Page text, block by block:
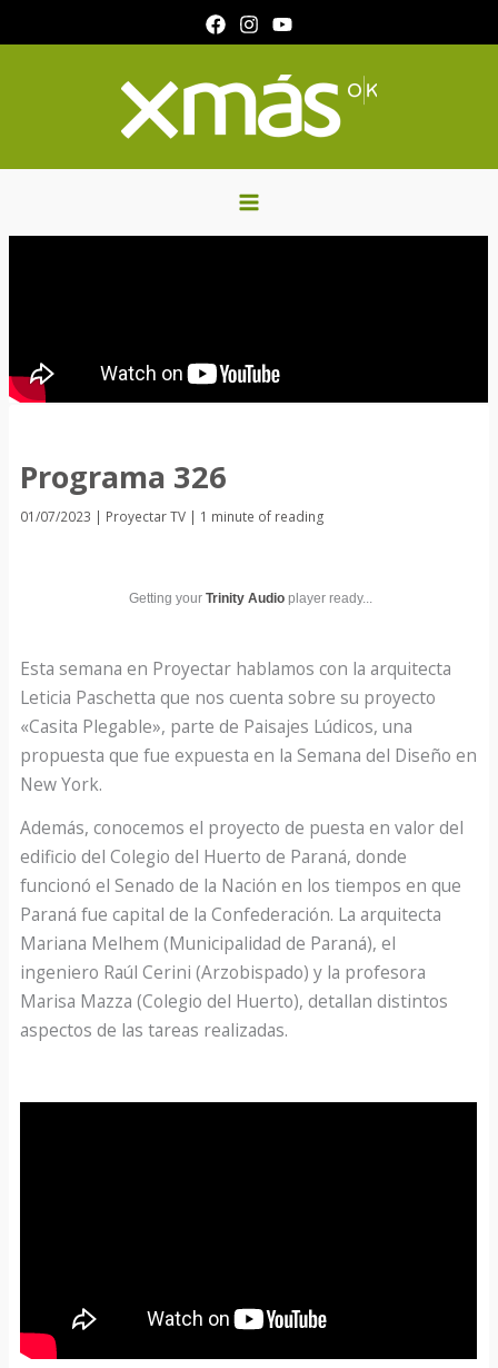
al
Programa 326
01/07/2023 | Proyectar TV | 1 minute of reading
Getting your Trinity Audioplayer ready...
Esta semana en Proyectar hablamos con la arquitecta
Leticia Paschetta que nos cuenta sobre su proyecto
«Casita Plegable», parte de Paisajes Lúdicos, una
propuesta que fue expuesta en la Semana del Diseño en
New York.
Además, conocemos el proyecto de puesta en valor del
edificio del Colegio del Huerto de Paraná, donde
funcionó el Senado de la Nación en los tiempos en que
Paraná fue capital de la Confederación. La arquitecta
Mariana Melhem (Municipalidad de Paraná), el
ingeniero Raúl Cerini (Arzobispado) y la profesora
Marisa Mazza (Colegio del Huerto), detallan distintos
aspectos de las tareas realizadas.